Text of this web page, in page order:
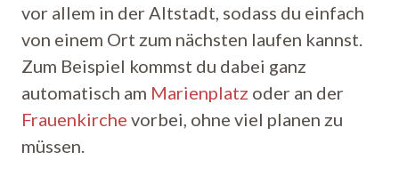
vor allem in der Altstadt, sodass du einfach
von einem Ort zum nächsten laufen kannst.
Zum Beispiel kommst du dabei ganz
automatisch am Marienplatz oder an der
Frauenkirche vorbei, ohne viel planen zu
müssen.